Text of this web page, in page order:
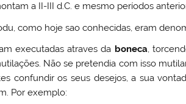
a II-III d.C. e mesmo períodos
como hoje sao conhecidas, eram
executadas atraves da boneca,
Não se pretendia com isso
confundir os seus desejos, a sua
Por exemplo: